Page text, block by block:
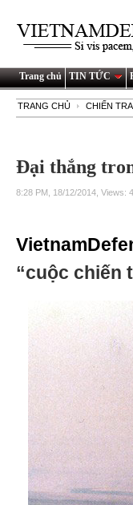
Trang chủ TIN TỨC
TRANG CHỦ CHIẾN
Đại thắng
8:28 PM, 18/12/2014, Views:
“cuộc chiến